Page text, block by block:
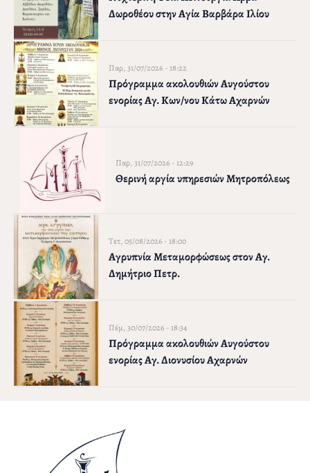
Δωροθέου στην Αγία Βαρβάρα Ιλίου
Παρ, 31/07/2026 - 18:22
Πρόγραμμα ακολουθιών Αυγούστου
ενορίας Αγ. Κων/νου Κάτω Αχαρνών
Παρ, 31/07/2026 - 12:29
Θερινή αργία υπηρεσιών Μητροπόλεως
Τετ, 05/08/2026 - 18:00
Αγρυπνία Μεταμορφώσεως στον Αγ.
Δημήτριο Πετρ.
Πέμ, 30/07/2026 - 18:34
Πρόγραμμα ακολουθιών Αυγούστου
ενορίας Αγ. Διονυσίου Αχαρνών